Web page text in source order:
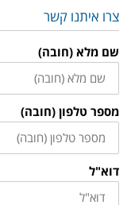
צרו איתנו קשר
שם מלא (חובה)
מספר טלפון (חובה)
דוא"ל